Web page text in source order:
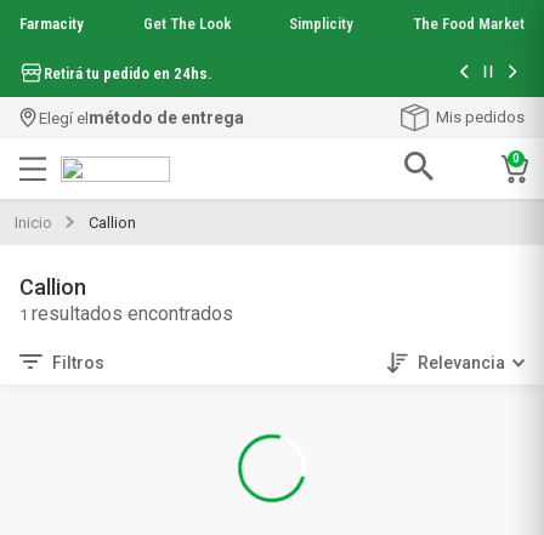
Farmacity Get The Look Simplicity The Food Market
Retirá tu pedido en 24hs. Hasta 6
Elegí elmétodo de entrega Mis pedidos
0
Inicio Callion
Callion
1
Filtros Relevancia
3.mineral 89
5.anti acne